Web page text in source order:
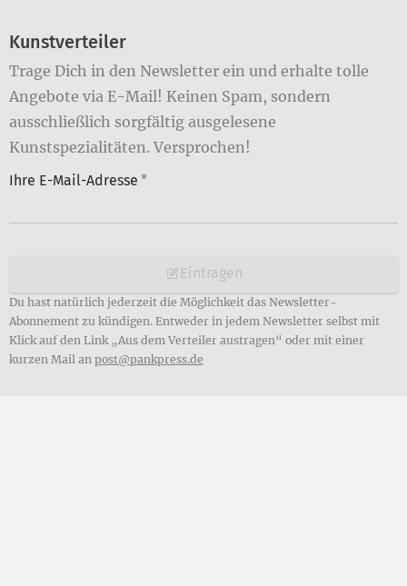
Kunstverteiler
Trage Dich in den Newsletter ein und erhalte tolle
Angebote via E-Mail! Keinen Spam, sondern
ausschließlich sorgfältig ausgelesene
Kunstspezialitäten. Versprochen!
Ihre E-Mail-Adresse *
Eintragen
Du hast natürlich jederzeit die Möglichkeit das Newsletter-
Abonnement zu kündigen. Entweder in jedem Newsletter selbst mit
Klick auf den Link „Aus dem Verteiler austragen“ oder mit einer
kurzen Mail an post@pankpress.de